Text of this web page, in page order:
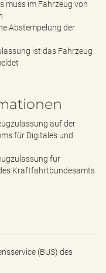
muss im Fahrzeug von
Abstempelung der
ist das Fahrzeug
auf der
für Digitales und
für
Kraftfahrtbundesamts
(BUS) des